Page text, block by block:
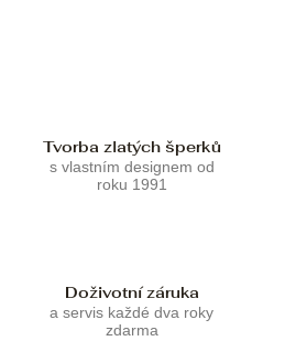
Tvorba zlatých šperků
s vlastním designem od
roku 1991
Doživotní záruka
a servis každé dva roky
zdarma